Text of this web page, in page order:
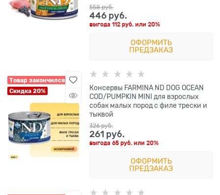
558 руб.
446 руб.
выгода112 руб. или20%
ОФОРМИТЬ
ПРЕДЗАКАЗ
Товар закончился
Скидка 20%
Консервы FARMINA ND DOG OCEAN
COD/PUMPKIN MINI для взрослых
собак малых пород с филе трески и
тыквой
326 руб.
261 руб.
выгода65 руб. или20%
ОФОРМИТЬ
ПРЕДЗАКАЗ